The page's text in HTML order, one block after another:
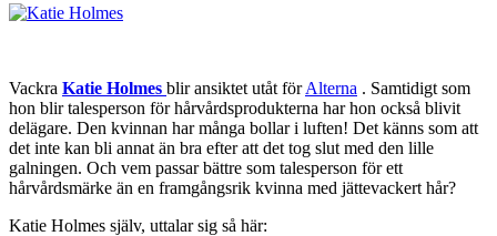
Vackra Katie Holmes blir ansiktet utåt förAlterna . Samtidigt som
hon blir talesperson för hårvårdsprodukterna har hon också blivit
delägare. Den kvinnan har många bollar i luften! Det känns som att
det inte kan bli annat än bra efter att det tog slut med den lille
galningen. Och vem passar bättre som talesperson för ett
hårvårdsmärke än en framgångsrik kvinna med jättevackert hår?
Katie Holmes själv, uttalar sig så här: